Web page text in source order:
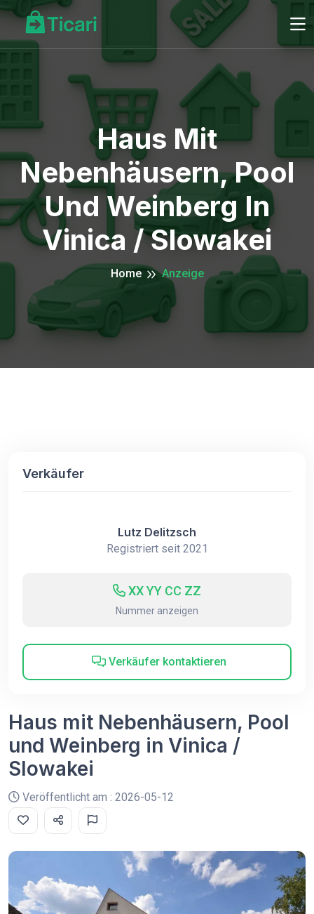
Haus Mit
Nebenhäusern, Pool
Und Weinberg In
Vinica / Slowakei
Home Anzeige
Verkäufer
Lutz Delitzsch
Registriert seit 2021
XX YY CC ZZ
Nummer anzeigen
Verkäufer kontaktieren
Haus mit Nebenhäusern, Pool
und Weinberg in Vinica /
Slowakei
Veröffentlicht am : 2026-05-12